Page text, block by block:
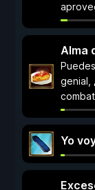
Alma
genial,
Yo